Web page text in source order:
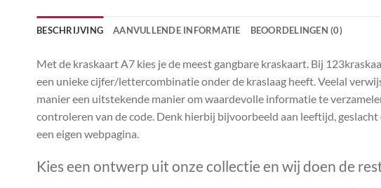
BESCHRIJVING AANVULLENDE INFORMATIE BEOORDELINGEN (0)
Met de kraskaart A7 kies je de meest gangbare kraskaart. Bij
een unieke cijfer/lettercombinatie onder de kraslaag heeft. Veelal
manier een uitstekende manier om waardevolle informatie te
controleren van de code. Denk hierbij bijvoorbeeld aan leeftijd,
een eigen webpagina.
Kies een ontwerp uit onze collectie en wij doen de